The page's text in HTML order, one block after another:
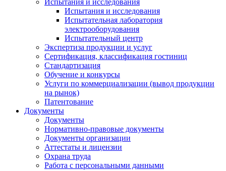
Испытания и исследования
Испытательная лаборатория
электрооборудования
Испытательный центр
Экспертиза продукции и услуг
Сертификация, классификация гостиниц
Стандартизация
Обучение и конкурсы
Услуги по коммерциализации (вывод продукции
на рынок)
Патентование
Документы
Документы
Нормативно-правовые документы
Документы организации
Аттестаты и лицензии
Охрана труда
Работа с персональными данными